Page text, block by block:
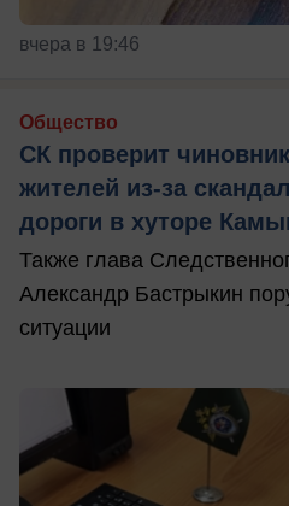
вчера в 19:46
Общество
СК проверит
жителей из-за
дороги в хуторе
Также глава
Александр Бастрыкин
ситуации